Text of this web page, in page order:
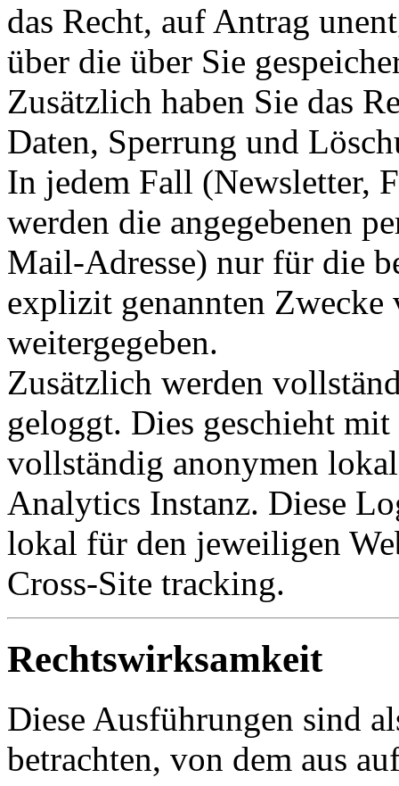
das Recht, auf Antrag
über die über Sie
Zusätzlich haben Sie das
Daten, Sperrung und
In jedem Fall (Newsletter,
werden die angegebenen
Mail-Adresse) nur für die
explizit genannten
weitergegeben.
Zusätzlich werden
geloggt. Dies geschieht
vollständig anonymen
Analytics Instanz. Diese
lokal für den jeweiligen
Cross-Site tracking.
Rechtswirksamkeit
Diese Ausführungen sind
betrachten, von dem aus